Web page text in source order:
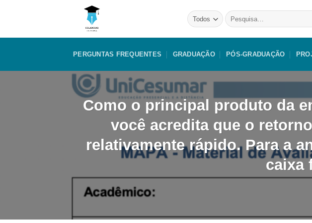
Pesquisar
por:
PERGUNTAS FREQUENTES GRADUAÇÃO PÓS-GRADUAÇÃO
Como o principal produto da
você acredita que o
relativamente rápido. Para a
caixa